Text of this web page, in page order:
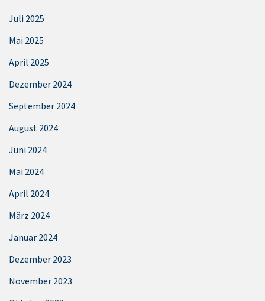
Juli 2025
Mai 2025
April 2025
Dezember 2024
September 2024
August 2024
Juni 2024
Mai 2024
April 2024
März 2024
Januar 2024
Dezember 2023
November 2023